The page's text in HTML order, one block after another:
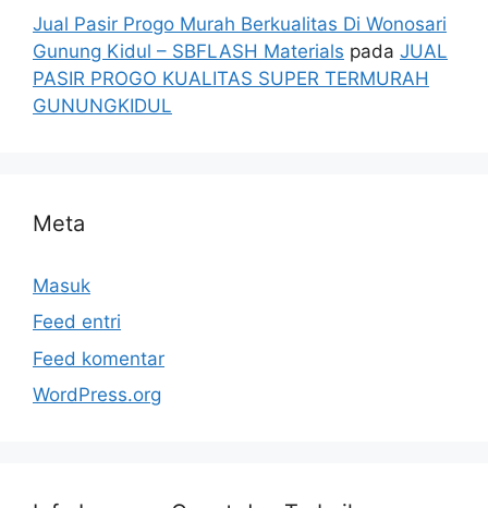
Jual Pasir Progo Murah Berkualitas Di Wonosari
Gunung Kidul – SBFLASH Materials pada JUAL
PASIR PROGO KUALITAS SUPER TERMURAH
GUNUNGKIDUL
Meta
Masuk
Feed entri
Feed komentar
WordPress.org